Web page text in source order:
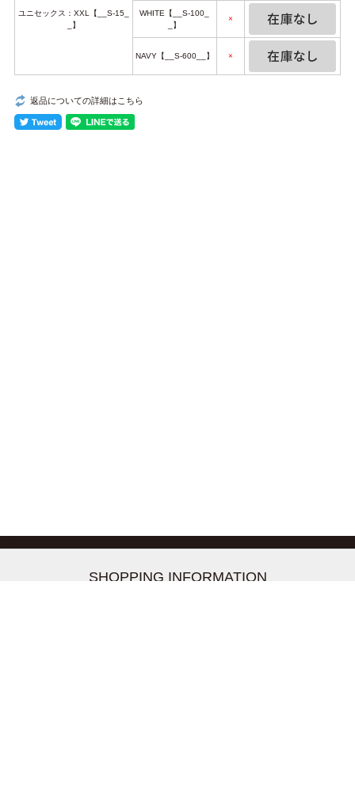
ユニセックス：XXL【__S-15_
_】
WHITE【__S-100_
_】
×
NAVY【__S-600__】 ×
返品についての詳細はこちら
SHOPPING INFORMATION